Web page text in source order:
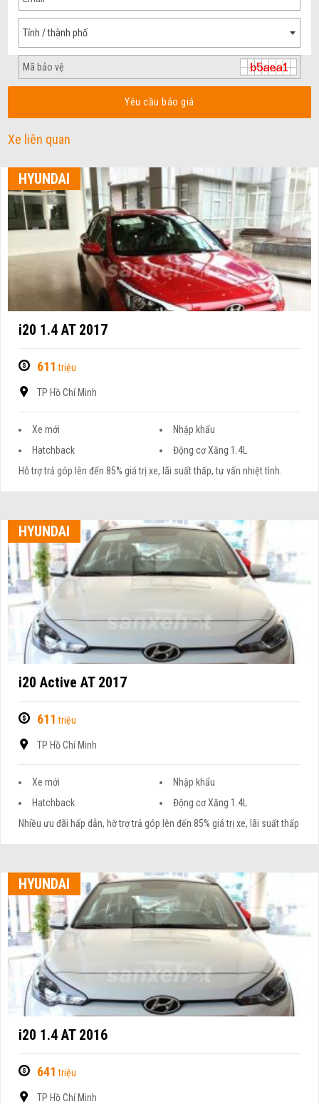
Tỉnh / thành phố
Yêu cầu báo giá
Xe liên quan
HYUNDAI
i20 1.4 AT 2017
611 triệu
TP Hồ Chí Minh
Xe mới
Nhập khẩu
Hatchback
Động cơ Xăng 1.4L
Hỗ trợ trả góp lên đến 85% giá trị xe, lãi suất thấp, tư vấn nhiệt tình.
HYUNDAI
i20 Active AT 2017
611 triệu
TP Hồ Chí Minh
Xe mới
Nhập khẩu
Hatchback
Động cơ Xăng 1.4L
Nhiều ưu đãi hấp dẫn, hỡ trợ trả góp lên đến 85% giá trị xe, lãi suất thấp
HYUNDAI
i20 1.4 AT 2016
641 triệu
TP Hồ Chí Minh